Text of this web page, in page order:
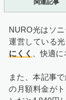
関連記事
NURO光はソ
運営している光
にくく
、快適
また、本記事
の月額料金が